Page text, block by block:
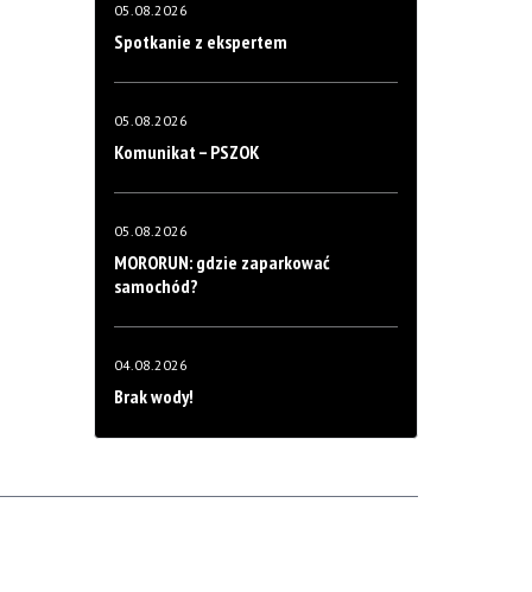
05.08.2026
Spotkanie z ekspertem
05.08.2026
Komunikat – PSZOK
05.08.2026
MORORUN: gdzie zaparkować
samochód?
04.08.2026
Brak wody!